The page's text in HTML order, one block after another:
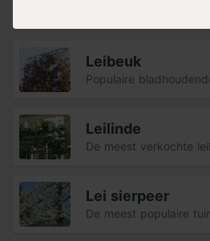
Leibeuk
Populaire
Leilinde
De meest verkochte
Lei sierpeer
De meest populaire